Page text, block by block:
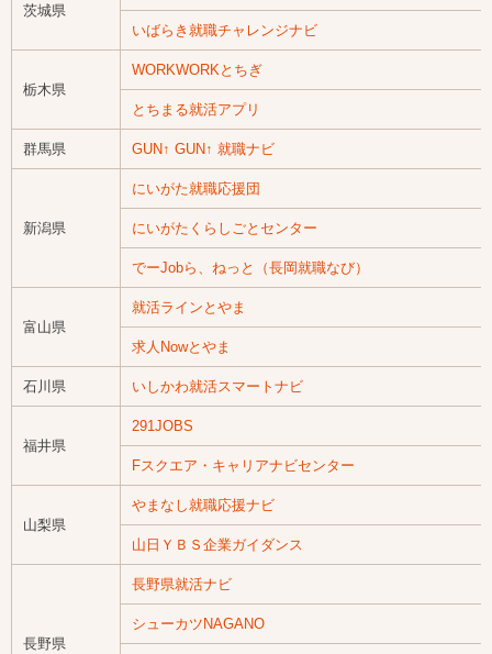
茨城県
いばらき就職チャレンジナビ
栃木県
WORKWORKとちぎ
とちまる就活アプリ
群馬県 GUN↑ GUN↑ 就職ナビ
新潟県
にいがた就職応援団
にいがたくらしごとセンター
でーJobら、ねっと（長岡就職なび）
富山県
就活ラインとやま
求人Nowとやま
石川県 いしかわ就活スマートナビ
福井県
291JOBS
Fスクエア・キャリアナビセンター
山梨県
やまなし就職応援ナビ
山日ＹＢＳ企業ガイダンス
長野県
長野県就活ナビ
シューカツNAGANO